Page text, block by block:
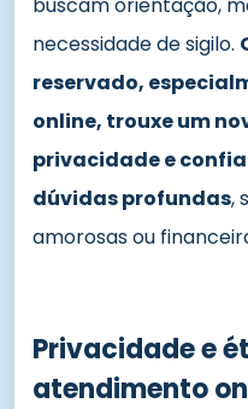
necessidade de sigilo.
reservado,
online, trouxe um
privacidade e
dúvidas profundas,
amorosas ou
Privacidade e
atendimento